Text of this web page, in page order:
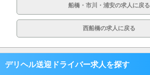
船橋・市川・浦安の求人に戻る
西船橋の求人に戻る
デリヘル送迎ドライバー求人を探す